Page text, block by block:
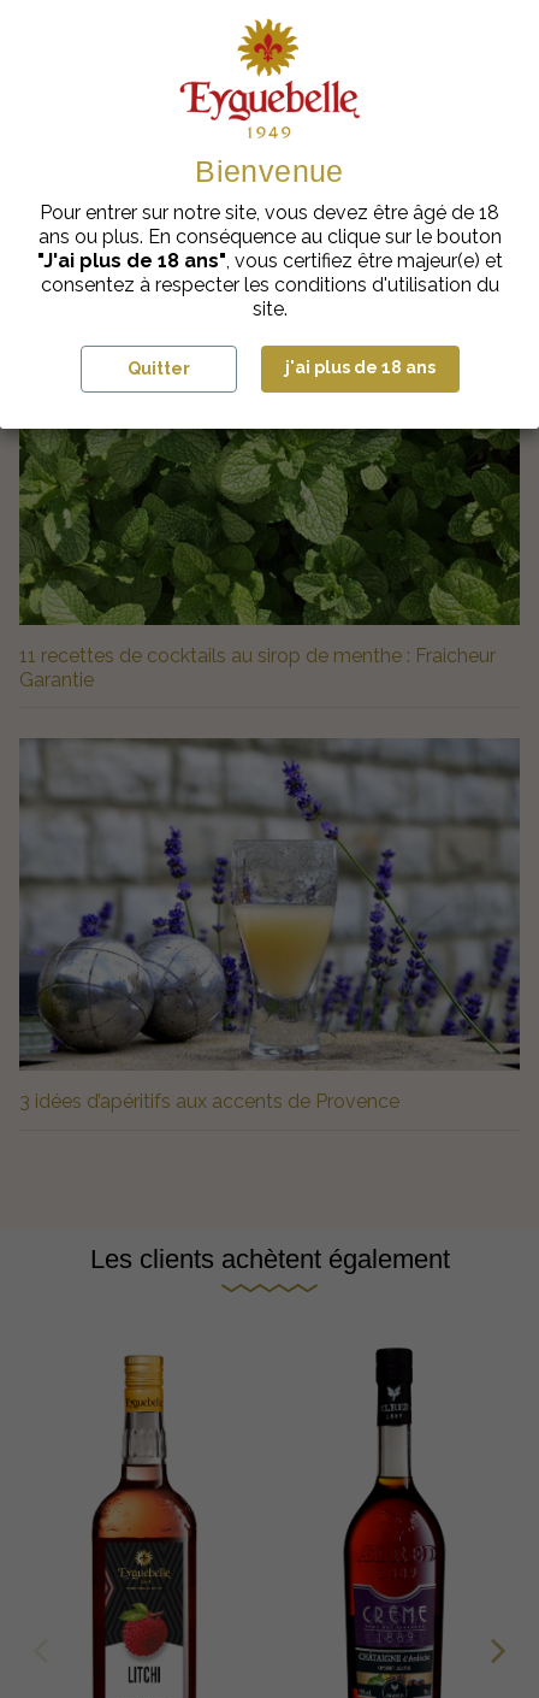
Liqueur de menthe : 4 cocktails ultra rafraîchissants
11 recettes de cocktails au sirop de menthe : Fraicheur
Garantie
3 idées d’apéritifs aux accents de Provence
Les clients achètent également
Bienvenue
Pour entrer sur notre site, vous devez être âgé de 18
ans ou plus. En conséquence au clique sur le bouton
"J'ai plus de 18 ans", vous certifiez être majeur(e) et
consentez à respecter les conditions d'utilisation du
site.
Quitter j'ai plus de 18 ans